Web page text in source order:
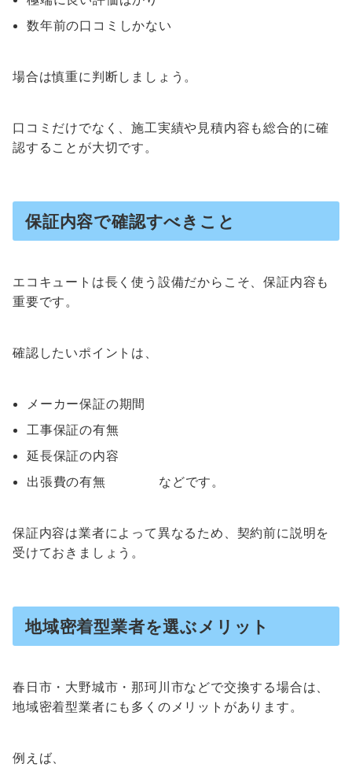
数年前の口コミしかない
場合は慎重に判断しましょう。
口コミだけでなく、施工実績や見積内容も総合的に確
認することが大切です。
保証内容で確認すべきこと
エコキュートは長く使う設備だからこそ、保証内容も
重要です。
確認したいポイントは、
メーカー保証の期間
工事保証の有無
延長保証の内容
出張費の有無 などです。
保証内容は業者によって異なるため、契約前に説明を
受けておきましょう。
地域密着型業者を選ぶメリット
春日市・大野城市・那珂川市などで交換する場合は、
地域密着型業者にも多くのメリットがあります。
例えば、